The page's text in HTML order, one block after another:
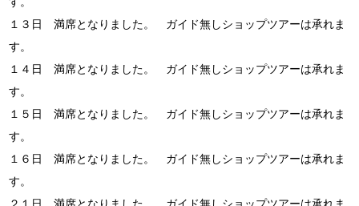
１３日 満席となりました。 ガイド無しショップツアーは承れま
す。
１４日 満席となりました。 ガイド無しショップツアーは承れま
す。
１５日 満席となりました。 ガイド無しショップツアーは承れま
す。
１６日 満席となりました。 ガイド無しショップツアーは承れま
す。